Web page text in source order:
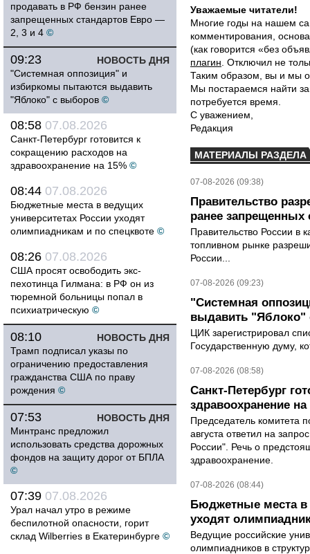
продавать в РФ бензин ранее
запрещенных стандартов Евро —
2, 3 и 4 ©
НОВОСТЬ ДНЯ
09:23
"Системная оппозиция" и
избиркомы пытаются выдавить
"Яблоко" с выборов ©
08:58 07.08.2026
Санкт-Петербург готовится к
сокращению расходов на
здравоохранение на 15% ©
08:44 07.08.2026
Бюджетные места в ведущих
университетах России уходят
олимпиадникам и по спецквоте ©
08:26 07.08.2026
США просят освободить экс-
пехотинца Гилмана: в РФ он из
тюремной больницы попал в
психиатрическую ©
НОВОСТЬ ДНЯ
08:10
Трамп подписал указы по
ограничению предоставления
гражданства США по праву
рождения ©
НОВОСТЬ ДНЯ
07:53
Минтранс предложил
использовать средства дорожных
фондов на защиту дорог от БПЛА
©
07:39 07.08.2026
Урал начал утро в режиме
беспилотной опасности, горит
склад Wilberries в Екатеринбурге ©
Уважаемые читатели!
Многие годы на нашем
комментирования,
(как говорится «без
плагин . Отключил не
Таким образом, вы и мы
Мы постараемся найти
потребуется время.
С уважением,
Редакция
МАТЕРИАЛЫ РАЗДЕЛА
07-08-2026 (09:38)
Правительство
ранее запрещенных
Правительство России в
топливном рынке
России...
07-08-2026 (09:23)
"Системная
выдавить "Яблоко"
ЦИК зарегистрировал
Государственную думу,
07-08-2026 (08:58)
Санкт-Петербург
здравоохранение на
Председатель комитета
августа ответил на
России". Речь о
здравоохранение.
07-08-2026 (08:44)
Бюджетные места в
уходят
Ведущие российские
олимпиадников в